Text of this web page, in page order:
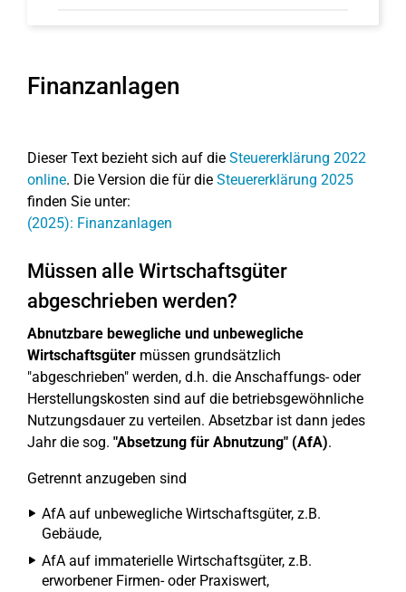
Finanzanlagen
Dieser Text bezieht sich auf die Steuererklärung 2022
online. Die Version die für die Steuererklärung 2025
finden Sie unter:
(2025): Finanzanlagen
Müssen alle Wirtschaftsgüter
abgeschrieben werden?
Abnutzbare bewegliche und unbewegliche
Wirtschaftsgüter müssen grundsätzlich
"abgeschrieben" werden, d.h. die Anschaffungs- oder
Herstellungskosten sind auf die betriebsgewöhnliche
Nutzungsdauer zu verteilen. Absetzbar ist dann jedes
Jahr die sog. "Absetzung für Abnutzung" (AfA).
Getrennt anzugeben sind
AfA auf unbewegliche Wirtschaftsgüter, z.B.
Gebäude,
AfA auf immaterielle Wirtschaftsgüter, z.B.
erworbener Firmen- oder Praxiswert,